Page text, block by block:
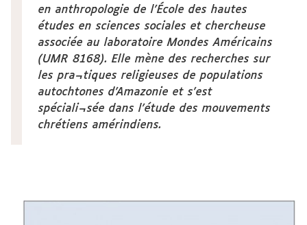
en anthropologie de l’École des hautes
études en sciences sociales et chercheuse
associée au laboratoire Mondes Américains
(UMR 8168). Elle mène des recherches sur
les pra¬tiques religieuses de populations
autochtones d’Amazonie et s’est
spéciali¬sée dans l’étude des mouvements
chrétiens amérindiens.